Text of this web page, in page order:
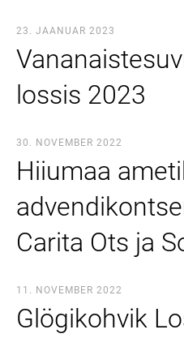
23. JAANUAR 2023
lossis 2023
30. NOVEMBER 2022
Hiiumaa
Carita Ots ja
11. NOVEMBER 2022
Glögikohvik